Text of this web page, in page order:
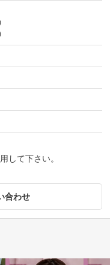
して下さい。
合わせ